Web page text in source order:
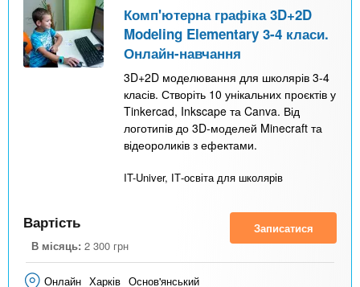
н
а
в
а
)
Комп'ютерна графіка 3D+2D
Modeling Elementary 3-4 класи.
Онлайн-навчання
3D+2D моделювання для школярів 3-4
класів. Створіть 10 унікальних проєктів у
Tinkercad, Inkscape та Canva. Від
логотипів до 3D-моделей Minecraft та
відеороликів з ефектами.
IT-Univer, ІТ-освіта для школярів
Вартість
В місяць: 2 300 грн
Записатися
Онлайн Харків Основ'янський